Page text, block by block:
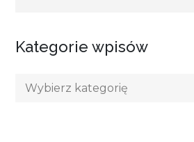
Kategorie wpisów
Kategorie